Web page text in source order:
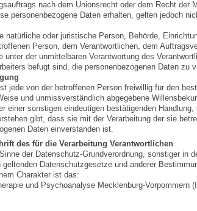
nach dem Unionsrecht oder dem Recht der
personenbezogene Daten erhalten, gelten jedoch
natürliche oder juristische Person, Behörde,
Person, dem Verantwortlichen, dem
unter der unmittelbaren Verantwortung des
befugt sind, die personenbezogenen Daten zu
jede von der betroffenen Person freiwillig für den
und unmissverständlich abgegebene
einer sonstigen eindeutigen bestätigenden
gibt, dass sie mit der Verarbeitung der sie
Daten einverstanden ist.
des für die Verarbeitung Verantwortlichen
der Datenschutz-Grundverordnung, sonstiger in
geltenden Datenschutzgesetze und anderer
Charakter ist das:
und Psychoanalyse Mecklenburg-Vorpommern